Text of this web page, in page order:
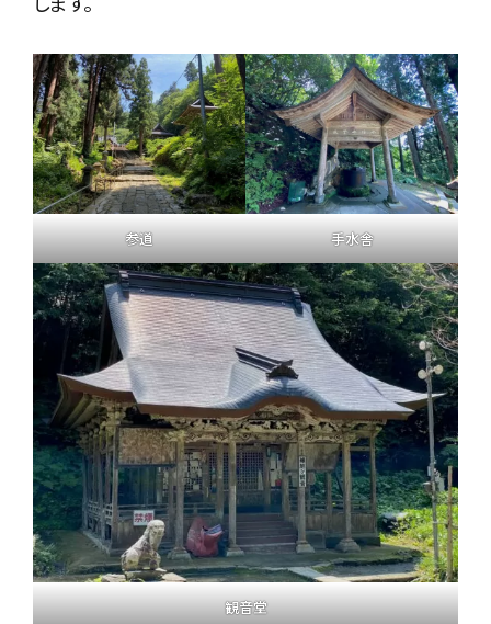
参道 手水舎
観音堂